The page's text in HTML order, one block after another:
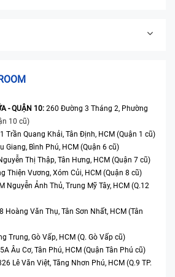
- QUẬN 10: 260 Đường 3 Tháng 2, Phường
10 cũ)
Trần Quang Khải, Tân Định, HCM (Quận 1 cũ)
Giang, Bình Phú, HCM (Quận 6 cũ)
Thị Thập, Tân Hưng, HCM (Quận 7 cũ)
Thiện Vương, Xóm Củi, HCM (Quận 8 cũ)
Nguyễn Ảnh Thủ, Trung Mỹ Tây, HCM (Q.12
Hoàng Văn Thụ, Tân Sơn Nhất, HCM (Tân
Trung, Gò Vấp, HCM (Q. Gò Vấp cũ)
Âu Cơ, Tân Phú, HCM (Quận Tân Phú cũ)
Lê Văn Việt, Tăng Nhơn Phú, HCM (Q.9 TP.